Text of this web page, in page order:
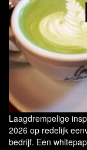
Laagdrempelige
2026 op redelijk
bedrijf. Een